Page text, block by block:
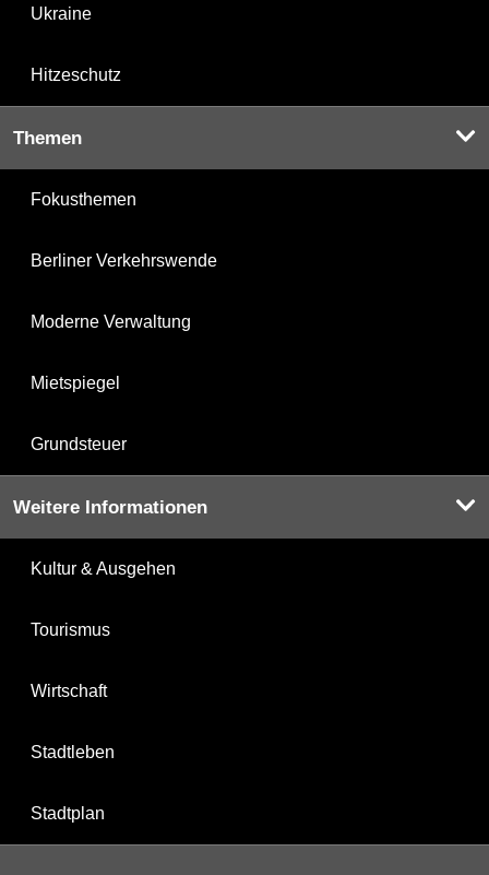
Ukraine
Hitzeschutz
Themen
Fokusthemen
Berliner Verkehrswende
Moderne Verwaltung
Mietspiegel
Grundsteuer
Weitere Informationen
Kultur & Ausgehen
Tourismus
Wirtschaft
Stadtleben
Stadtplan